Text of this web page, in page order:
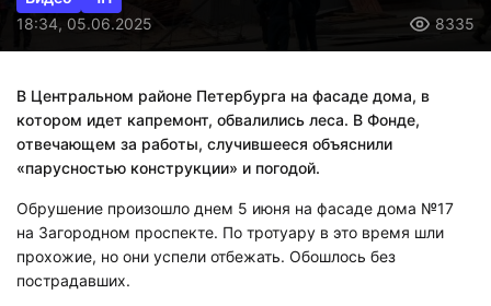
18:34, 05.06.2025
8335
В Центральном районе Петербурга на фасаде дома, в
котором идет капремонт, обвалились леса. В Фонде,
отвечающем за работы, случившееся объяснили
«парусностью конструкции» и погодой.
Обрушение произошло днем 5 июня на фасаде дома №17
на Загородном проспекте. По тротуару в это время шли
прохожие, но они успели отбежать. Обошлось без
пострадавших.